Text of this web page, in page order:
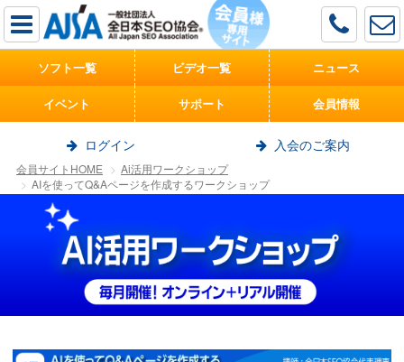
ソフト一覧 ビデオ一覧 ニュース
イベント サポート 会員情報
ログイン 入会のご案内
会員サイトHOME
Ai活用ワークショップ
AIを使ってQ&Aページを作成するワークショップ